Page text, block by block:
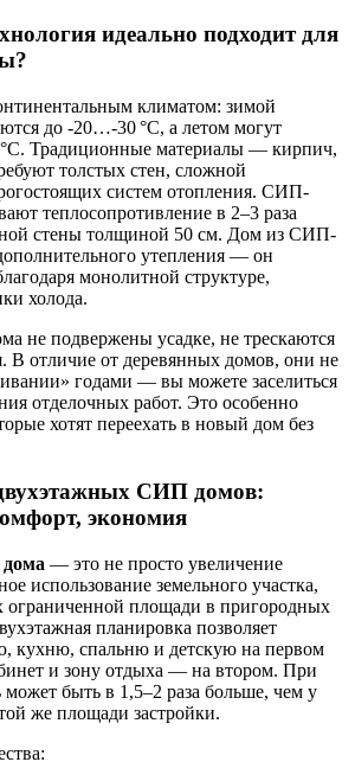
идеально подходит для
климатом: зимой
до -20…-30 °C, а летом могут
°C. Традиционные материалы — кирпич,
толстых стен, сложной
систем отопления. СИП-
теплосопротивление в 2–3 раза
стены толщиной 50 см. Дом из СИП-
утепления — он
монолитной структуре,
холода.
не подвержены усадке, не трескаются
В отличие от деревянных домов, они не
годами — вы можете заселиться
отделочных работ. Это особенно
хотят переехать в новый дом без
СИП домов:
экономия
— это не просто увеличение
использование земельного участка,
ограниченной площади в пригородных
планировка позволяет
кухню, спальню и детскую на первом
и зону отдыха — на втором. При
быть в 1,5–2 раза больше, чем у
же площади застройки.